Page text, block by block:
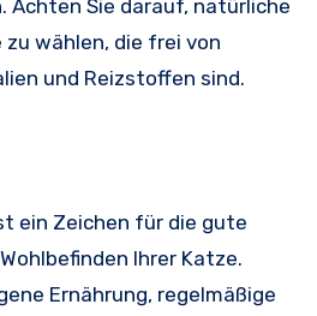
Achten Sie darauf, natürliche
wählen, die frei von
und Reizstoffen sind.
ein Zeichen für die gute
Ihrer Katze.
Ernährung, regelmäßige